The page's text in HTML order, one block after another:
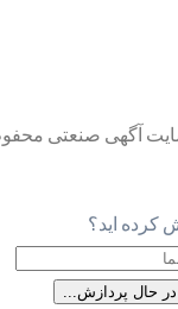
آگهی صنعتی
کرده اید؟
در حال پردازش...